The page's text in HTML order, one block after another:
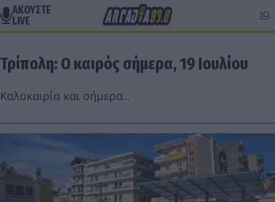
ΑΚΟΥΣΤΕ
LIVE
Τρίπολη: Ο καιρός σήμερα, 19 Ιουλίου
Καλοκαιρία και σήμερα...